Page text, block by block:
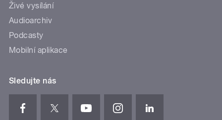
Živé vysílání
Audioarchiv
Podcasty
Mobilní aplikace
Sledujte nás